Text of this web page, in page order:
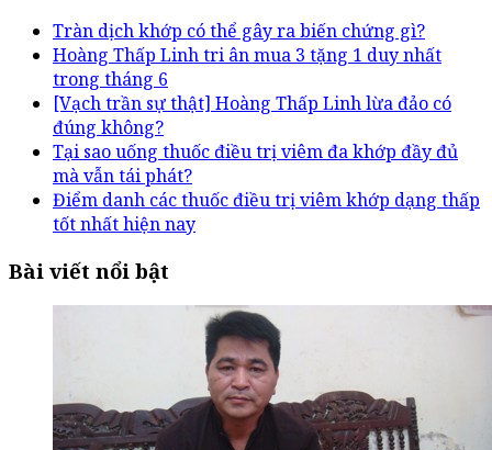
Tràn dịch khớp có thể gây ra biến chứng gì?
Hoàng Thấp Linh tri ân mua 3 tặng 1 duy nhất
trong tháng 6
[Vạch trần sự thật] Hoàng Thấp Linh lừa đảo có
đúng không?
Tại sao uống thuốc điều trị viêm đa khớp đầy đủ
mà vẫn tái phát?
Điểm danh các thuốc điều trị viêm khớp dạng thấp
tốt nhất hiện nay
Bài viết nổi bật